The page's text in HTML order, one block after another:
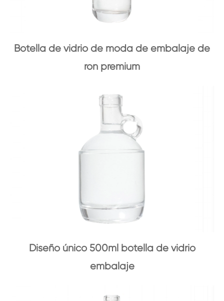
Botella de vidrio de moda de embalaje de
ron premium
Diseño único 500ml botella de vidrio
embalaje